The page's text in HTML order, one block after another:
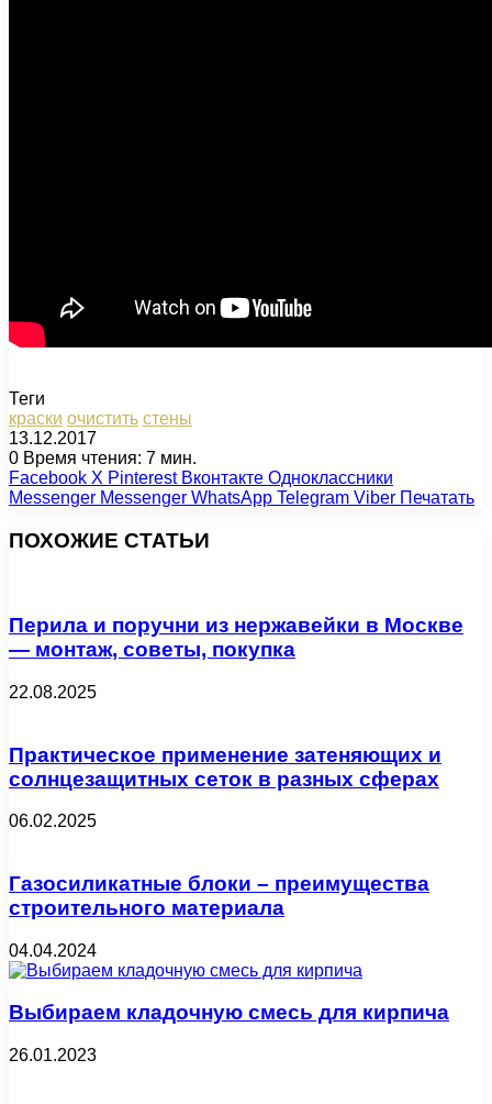
Теги
краски очистить стены
13.12.2017
0 Время чтения: 7 мин.
Facebook X Pinterest Вконтакте Одноклассники
Messenger Messenger WhatsApp Telegram Viber Печатать
ПОХОЖИЕ СТАТЬИ
Перила и поручни из нержавейки в Москве
— монтаж, советы, покупка
22.08.2025
Практическое применение затеняющих и
солнцезащитных сеток в разных сферах
06.02.2025
Газосиликатные блоки – преимущества
строительного материала
04.04.2024
Выбираем кладочную смесь для кирпича
26.01.2023